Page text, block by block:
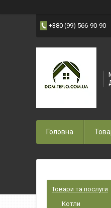
+380 (99) 566-90-90
Головна
Товари та послуги
Котли